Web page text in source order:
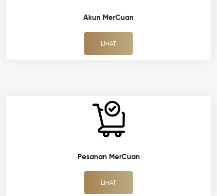
Akun MerCuan
LIHAT
Pesanan MerCuan
LIHAT